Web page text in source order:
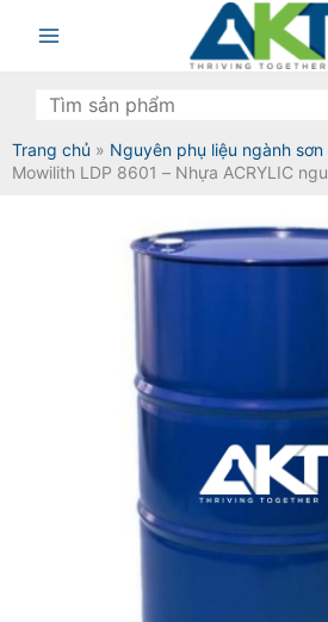
Main
kiếm
Trang chủ » Nguyên phụ liệu ngành
Mowilith LDP 8601 – Nhựa ACRYLIC